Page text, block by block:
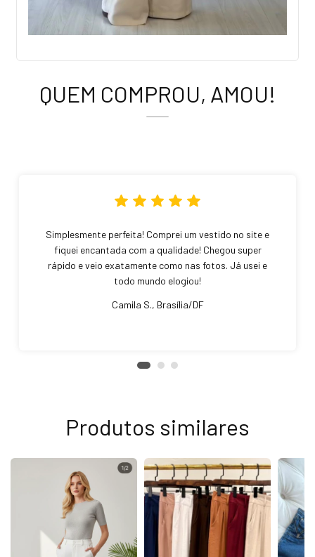
QUEM COMPROU, AMOU!
Simplesmente perfeita! Comprei um vestido no site e
fiquei encantada com a qualidade! Chegou super
rápido e veio exatamente como nas fotos. Já usei e
todo mundo elogiou!
Camila S., Brasília/DF
Produtos similares